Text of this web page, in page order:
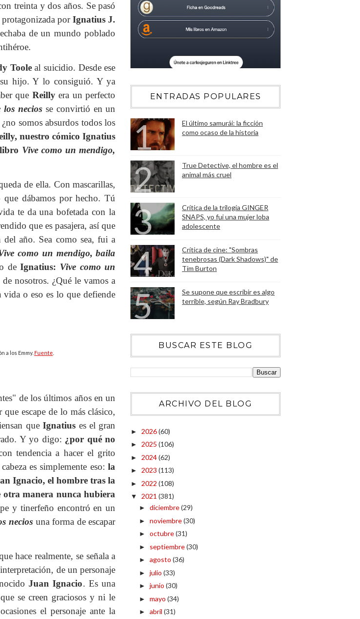
treinta y dos años. Se pasó
protagonizada porIgnatius J.
de un mundo poblado
Tooleal suicidio. Desde ese
hijo. Y lo consiguió. Y ya
que Reillyera un perfecto
neciosse convirtió en un
somos absurdos todos los
nuestro cómico Ignatius
Vive como un mendigo,
de ella. Con mascarillas,
dábamos por hecho. Tú
te da una bofetada con la
que es pasajera, así que
año. Sea como sea, fui a
como un mendigo, baila
deIgnatius: Vive como un
nosotros. ¿Qué le vamos a
o eso es lo que defiende
a los Emmy. Fuente
de los últimos años en un
escape de lo más clásico,
queIgnatius es el gran
Y yo digo: ¿por qué no
tendencia a hacer el grito
es simplemente eso:la
Ignacio, el hombre tras la
otra manera nunca hubiera
y tinerfeño encontró en un
necios una forma de escapar
hace realmente, se señala a
de un personaje
Juan Ignacio. Es una
se creen graciosos y ni le
el personaje ante la
ENTRADAS POPULARES
El último samurái: la ficción
como ocaso de la historia
True Detective, el hombre es el
animal más cruel
Crítica de la trilogía GINGER
SNAPS, yo fui una mujer loba
adolescente
Crítica de cine: "Sombras
tenebrosas (Dark Shadows)" de
Tim Burton
Se supone que escribir es algo
terrible, según Ray Bradbury
BUSCAR ESTE BLOG
ARCHIVO DEL BLOG
► 2026(60)
► 2025 (106)
► 2024(62)
► 2023 (113)
► 2022 (108)
▼ 2021 (381)
► diciembre(29)
► noviembre(30)
► octubre(31)
► septiembre(30)
► agosto (36)
► julio (33)
► junio (30)
► mayo (34)
► abril (31)